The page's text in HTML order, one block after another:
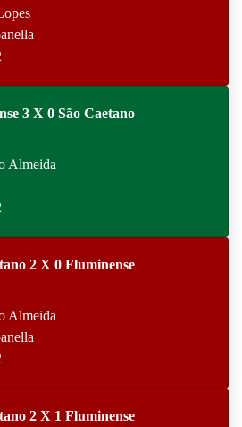
3 X 0 São Caetano
Almeida
2 X 0 Fluminense
Almeida
2 X 1 Fluminense